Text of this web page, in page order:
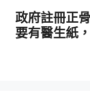
政府註冊正
要有醫生紙